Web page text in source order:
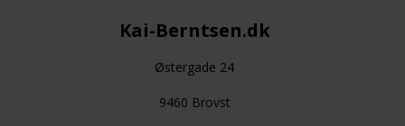
Kai-Berntsen.dk
Østergade 24
9460 Brovst